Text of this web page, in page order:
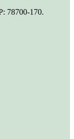
78700-170.